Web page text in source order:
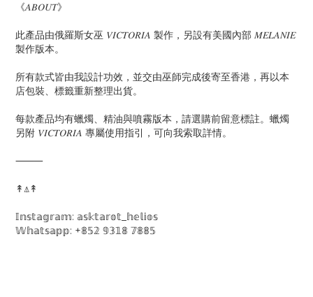
《𝐴𝐵𝑂𝑈𝑇》
此產品由俄羅斯女巫 𝑉𝐼𝐶𝑇𝑂𝑅𝐼𝐴 製作，另設有美國內部 𝑀𝐸𝐿𝐴𝑁𝐼𝐸
製作版本。
所有款式皆由我設計功效，並交由巫師完成後寄至香港，再以本
店包裝、標籤重新整理出貨。
每款產品均有蠟燭、精油與噴霧版本，請選購前留意標註。蠟燭
另附 𝑉𝐼𝐶𝑇𝑂𝑅𝐼𝐴 專屬使用指引，可向我索取詳情。
⸻
↟⍋↟
𝕀𝕟𝕤𝕥𝕒𝕘𝕣𝕒𝕞: 𝕒𝕤𝕜𝕥𝕒𝕣𝕠𝕥_𝕙𝕖𝕝𝕚𝕠𝕤
𝕎𝕙𝕒𝕥𝕤𝕒𝕡𝕡: +𝟠𝟝𝟚 𝟡𝟛𝟙𝟠 𝟟𝟠𝟠𝟝